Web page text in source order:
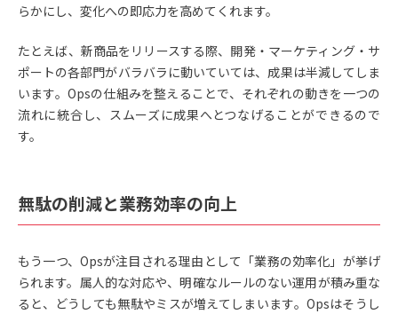
らかにし、変化への即応力を高めてくれます。
たとえば、新商品をリリースする際、開発・マーケティング・サ
ポートの各部門がバラバラに動いていては、成果は半減してしま
います。Opsの仕組みを整えることで、それぞれの動きを一つの
流れに統合し、スムーズに成果へとつなげることができるので
す。
無駄の削減と業務効率の向上
もう一つ、Opsが注目される理由として「業務の効率化」が挙げ
られます。属人的な対応や、明確なルールのない運用が積み重な
ると、どうしても無駄やミスが増えてしまいます。Opsはそうし